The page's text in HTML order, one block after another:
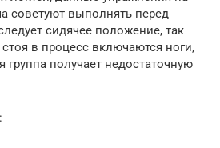
советуют выполнять перед
сидячее положение, так
в процесс включаются ноги,
получает недостаточную